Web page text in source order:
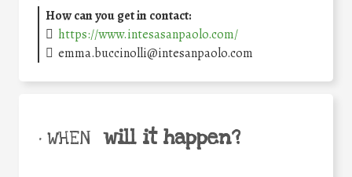
How can you get in contact:
https://www.intesasanpaolo.com/
emma.buccinolli@intesanpaolo.com
• WHEN will it happen?